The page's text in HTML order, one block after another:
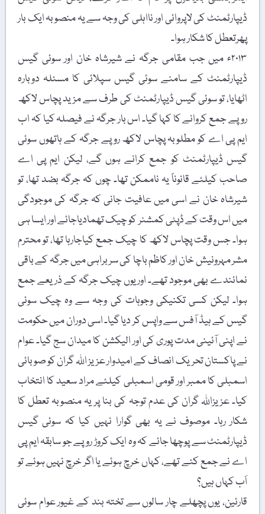
ڈیپارٹمنٹ کی لاپروائی اور نااہلی کی وجہ سے یہ منصوبہ ایک بار
پھرتعطل کا شکار ہوا۔
۲۰۱۳ء میں جب مقامی جرگہ نے شیرشاہ خان اور سوئی گیس
ڈیپارٹمنٹ کے سامنے سوئی گیس سپلائی کا مسئلہ دوبارہ
اٹھایا، تو سوئی گیس ڈیپارٹمنٹ کی طرف سے مزید پچاس لاکھ
روپے جمع کروانے کا کہا گیا۔ اس بار جرگہ نے فیصلہ کیا کہ اب
ایم پی اے کو مطلوبہ پچاس لاکھ روپے جرگہ کے ہاتھوں سوئی
گیس ڈیپارٹمنٹ کو جمع کرانے ہوں گے، لیکن ایم پی اے
صاحب کیلئے قانوناً یہ ناممکن تھا۔ چوں کہ جرگہ بضد تھا، تو
شیرشاہ خان نے اسی میں عافیت جانی کہ جرگہ کی موجودگی
میں اس وقت کے ڈپٹی کمشنر کو چیک تھمادیاجائے اور ایسا ہی
ہوا۔ جس وقت پچاس لاکھ کا چیک جمع کیاجارہا تھا، تو محترم
مشر مہرونیش خان اور کاظم باچا کی سربراہی میں جرگہ کے باقی
نمائندے بھی موجود تھے۔ اور یوں چیک جرگہ کے ذریعے جمع
ہوا۔ لیکن کسی تکنیکی وجوہات کی وجہ سے وہ چیک سوئی
گیس کے ہیڈ آفس سے واپس کر دیا گیا۔ اسی دوران میں حکومت
نے اپنی آئینی مدت پوری کی اور الیکشن کا میدان سج گیا۔ عوام
نے پاکستان تحریک انصاف کے امیدوار عزیز اللہ گران کو صوبائی
اسمبلی کا ممبر اور قومی اسمبلی کیلئے مراد سعید کا انتخاب
کیا۔ عزیزاللہ گران کی عدم توجہ کی بنا پر یہ منصوبہ تعطل کا
شکار رہا۔ موصوف نے یہ بھی گوارا نہیں کیا کہ سوئی گیس
ڈیپارٹمنٹ سے پوچھا جائے کہ وہ ایک کروڑ روپے جو سابقہ ایم پی
اے نے جمع کئے تھے، کہاں خرچ ہوئے یا اگر خرچ نہیں ہوئے تو
اَب کہاں ہیں؟
قارئین، یوں پچھلے چار سالوں سے تختہ بند کے غیور عوام سوئی